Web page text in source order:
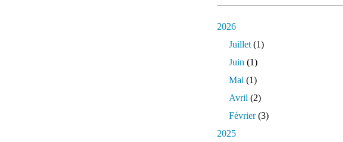
2026
Juillet (1)
Juin (1)
Mai (1)
Avril (2)
Février(3)
2025